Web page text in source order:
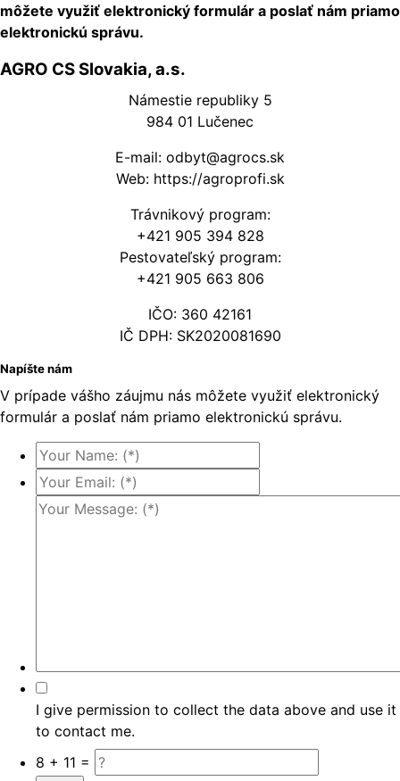
môžete využiť elektronický formulár a poslať nám priamo
elektronickú správu.
AGRO CS Slovakia, a.s.
Námestie republiky 5
984 01 Lučenec
E-mail: odbyt@agrocs.sk
Web: https://agroprofi.sk
Trávnikový program:
+421 905 394 828
Pestovateľský program:
+421 905 663 806
IČO: 360 42161
IČ DPH: SK2020081690
Napíšte nám
V prípade vášho záujmu nás môžete využiť elektronický
formulár a poslať nám priamo elektronickú správu.
I give permission to collect the data above and use it
to contact me.
8 + 11 =